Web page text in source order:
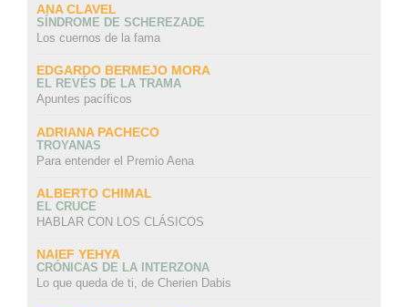
ANA CLAVEL
SÍNDROME DE SCHEREZADE
Los cuernos de la fama
EDGARDO BERMEJO MORA
EL REVÉS DE LA TRAMA
Apuntes pacíficos
ADRIANA PACHECO
TROYANAS
Para entender el Premio Aena
ALBERTO CHIMAL
EL CRUCE
HABLAR CON LOS CLÁSICOS
NAIEF YEHYA
CRÓNICAS DE LA INTERZONA
Lo que queda de ti, de Cherien Dabis